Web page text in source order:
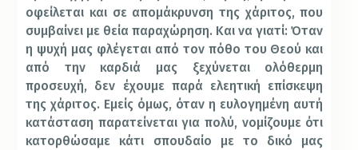
oφείλεται και σε απομάκρυνση της χάριτος, που
συμβαίνει με θεία παραχώρηση. Και να γιατί:Όταν
η ψυχή μας φλέγεται από τον πόθο του Θεού και
από την καρδιά μας ξεχύνεται ολόθερμη
προσευχή, δεν έχουμε παρά ελεητική επίσκεψη
της χάριτος. Εμείς όμως, όταν η ευλογημένη αυτή
κατάσταση παρατείνεται για πολύ, νομίζουμε ότι
κατορθώσαμε κάτι σπουδαίο με το δικό μας